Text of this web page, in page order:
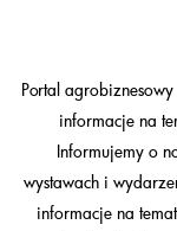
Portal
informacje na
Informujemy o
wystawach i
informacje na